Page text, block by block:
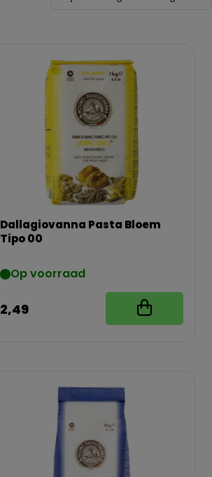
Dallagiovanna Pasta Bloem
Tipo 00
Op voorraad
2,49